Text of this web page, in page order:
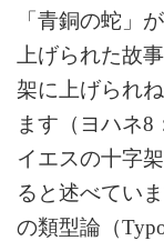
「青銅の蛇」
上げられた故
架に上げられ
ます（ヨハネ8
イエスの十字
ると述べてい
の類型論（